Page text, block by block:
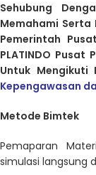
Sehubung
Memahami
Pemerintah
PLATINDO
Untuk Mengikuti
Kepengawasan
Metode Bimtek
Pemaparan
simulasi langsung